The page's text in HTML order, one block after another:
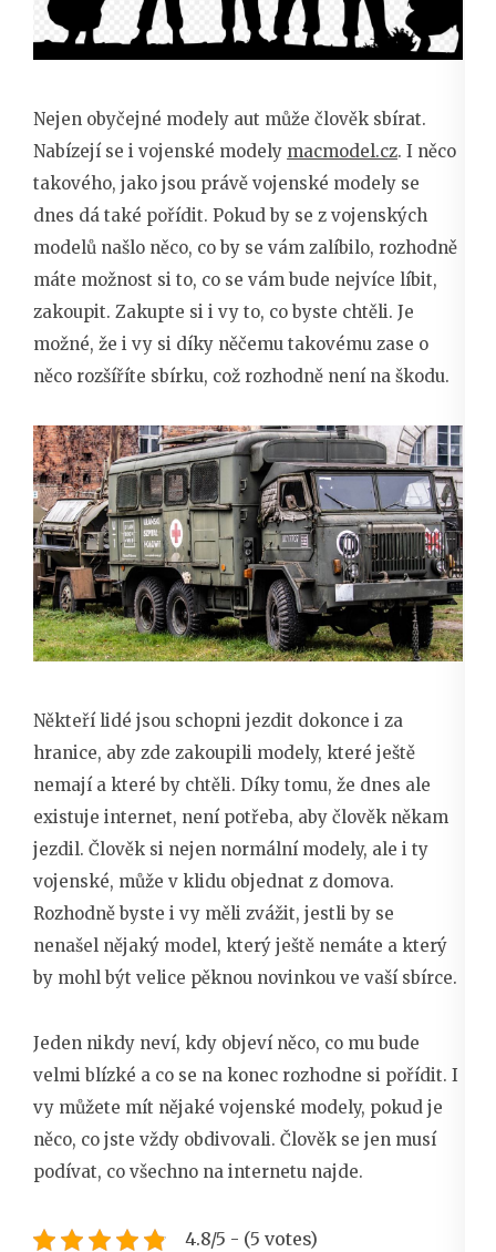
Nejen obyčejné modely aut může člověk sbírat.
Nabízejí se i vojenské modely macmodel.cz. I něco
takového, jako jsou právě vojenské modely se
dnes dá také pořídit. Pokud by se z vojenských
modelů našlo něco, co by se vám zalíbilo, rozhodně
máte možnost si to, co se vám bude nejvíce líbit,
zakoupit. Zakupte si i vy to, co byste chtěli. Je
možné, že i vy si díky něčemu takovému zase o
něco rozšíříte sbírku, což rozhodně není na škodu.
Někteří lidé jsou schopni jezdit dokonce i za
hranice, aby zde zakoupili modely, které ještě
nemají a které by chtěli. Díky tomu, že dnes ale
existuje internet, není potřeba, aby člověk někam
jezdil. Člověk si nejen normální modely, ale i ty
vojenské, může v klidu objednat z domova.
Rozhodně byste i vy měli zvážit, jestli by se
nenašel nějaký model, který ještě nemáte a který
by mohl být velice pěknou novinkou ve vaší sbírce.
Jeden nikdy neví, kdy objeví něco, co mu bude
velmi blízké a co se na konec rozhodne si pořídit. I
vy můžete mít nějaké vojenské modely, pokud je
něco, co jste vždy obdivovali. Člověk se jen musí
podívat, co všechno na internetu najde.
4.8/5 - (5 votes)